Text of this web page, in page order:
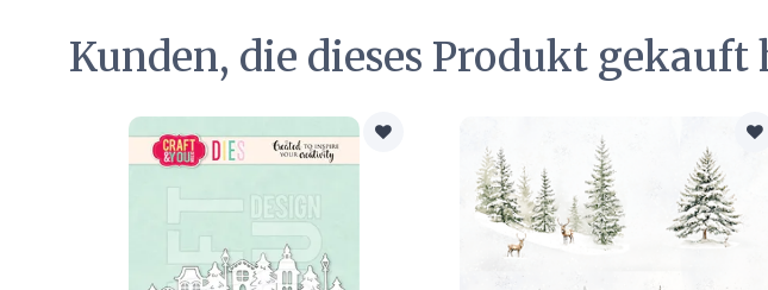
Kunden, die dieses Produkt gekauft